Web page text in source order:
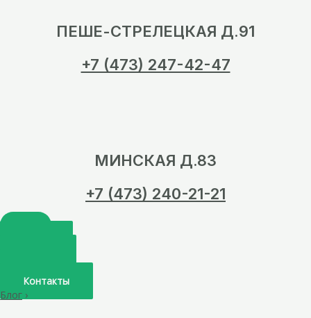
ПЕШЕ-СТРЕЛЕЦКАЯ Д.91
+7 (473) 247-42-47
МИНСКАЯ Д.83
+7 (473) 240-21-21
Контакты
Блог ›